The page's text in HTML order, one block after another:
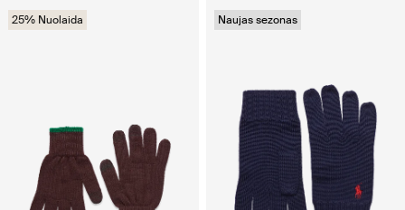
25% Nuolaida Naujas sezonas